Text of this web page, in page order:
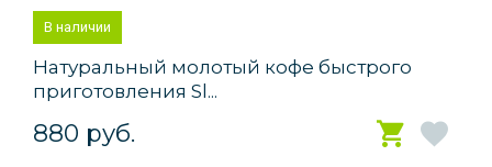
В наличии
Натуральный молотый кофе быстрого
приготовления Sl...
880 руб.